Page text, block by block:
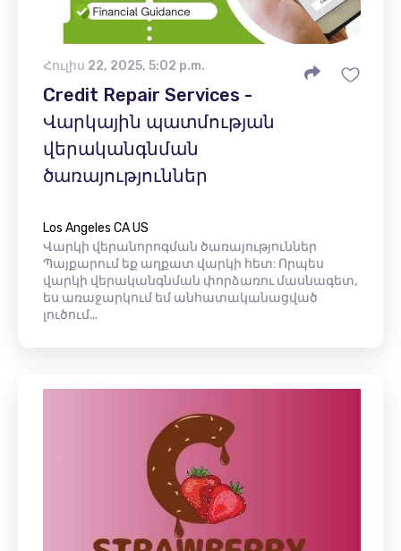
Հուլիս 22, 2025, 5:02 p.m.
Credit Repair Services -
Վարկային պատմության
վերականգնման
ծառայություններ
Los Angeles CA US
Վարկի վերանորոգման ծառայություններ
Պայքարում եք աղքատ վարկի հետ: Որպես
վարկի վերականգնման փորձառու մասնագետ,
ես առաջարկում եմ անհատականացված
լուծում...